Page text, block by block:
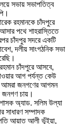
সভায় সভাপতিত্ব
রহমানকে চাঁদপুরে
পথে শাহরাস্তিতে
চাঁদপুর সদরে একটি
দলীয় সাংগঠনিক সভা
চাঁদপুরে আসবে,
আগ পর্যন্ত কেউ
আমরা জনগণের আগমন
জনগণ চায়।
অ্যাড. সলিম উল্যা
সাধারণ সম্পাদক
আয়াত আলী ভূঁইয়া,